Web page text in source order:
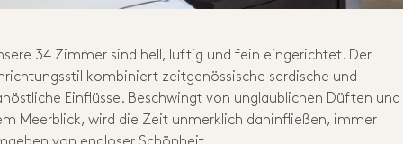
34 Zimmer sind hell, luftig und fein eingerichtet. Der
kombiniert zeitgenössische sardische und
Einflüsse. Beschwingt von unglaublichen Düften und
Meerblick, wird die Zeit unmerklich dahinfließen, immer